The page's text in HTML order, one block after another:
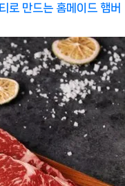
로 만드는 홈메이드 햄버